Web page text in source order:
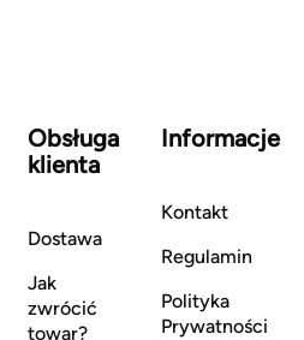
Obsługa
klienta
Dostawa
Jak
zwrócić
towar?
Informacje
Kontakt
Regulamin
Polityka
Prywatności